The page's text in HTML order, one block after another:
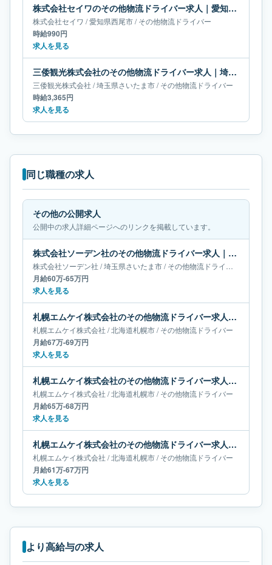
株式会社セイワのその他物流ドライバー求人｜愛知県西尾市
株式会社セイワ /愛知県西尾市/その他物流ドライバー
時給990円
求人を見る
三倭観光株式会社のその他物流ドライバー求人｜埼玉県さいたま市
三倭観光株式会社 /埼玉県さいたま市/その他物流ドライバー
時給3,365円
求人を見る
同じ職種の求人
その他の公開求人
公開中の求人詳細ページへのリンクを掲載しています。
株式会社ソーデン社のその他物流ドライバー求人｜埼玉県さいたま市｜月給60万-65万円
株式会社ソーデン社 /埼玉県さいたま市/その他物流ドライバー
月給60万-65万円
求人を見る
札幌エムケイ株式会社のその他物流ドライバー求人｜北海道札幌市｜月給67万-69万円
札幌エムケイ株式会社 /北海道札幌市/その他物流ドライバー
月給67万-69万円
求人を見る
札幌エムケイ株式会社のその他物流ドライバー求人｜北海道札幌市｜月給65万-68万円
札幌エムケイ株式会社 /北海道札幌市/その他物流ドライバー
月給65万-68万円
求人を見る
札幌エムケイ株式会社のその他物流ドライバー求人｜北海道札幌市｜月給61万-67万円
札幌エムケイ株式会社 /北海道札幌市/その他物流ドライバー
月給61万-67万円
求人を見る
より高給与の求人